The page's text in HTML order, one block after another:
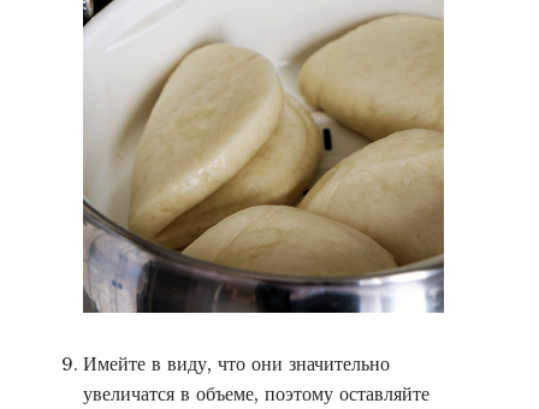
Имейте в виду, что они значительно
увеличатся в объеме, поэтому оставляйте